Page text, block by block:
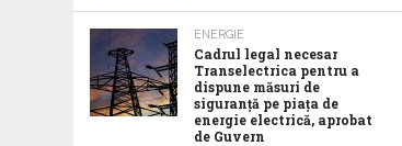
ENERGIE
Cadrul legal necesar
Transelectrica pentru a
dispune măsuri de
siguranță pe piața de
energie electrică, aprobat
de Guvern